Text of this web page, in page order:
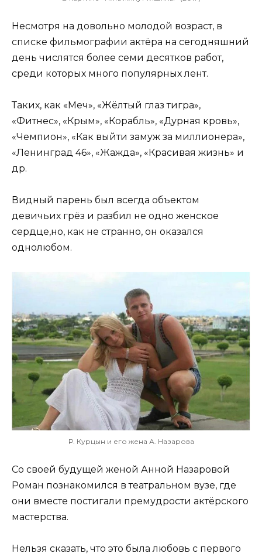
Несмотря на довольно молодой возраст, в
списке фильмографии актёра на сегодняшний
день числятся более семи десятков работ,
среди которых много популярных лент.
Таких, как «Меч», «Жёлтый глаз тигра»,
«Фитнес», «Крым», «Корабль», «Дурная кровь»,
«Чемпион», «Как выйти замуж за миллионера»,
«Ленинград 46», «Жажда», «Красивая жизнь» и
др.
Видный парень был всегда объектом
девичьих грёз и разбил не одно женское
сердце,но, как не странно, он оказался
однолюбом.
Р. Курцын и его жена А. Назарова
Со своей будущей женой Анной Назаровой
Роман познакомился в театральном вузе, где
они вместе постигали премудрости актёрского
мастерства.
Нельзя сказать, что это была любовь с первого